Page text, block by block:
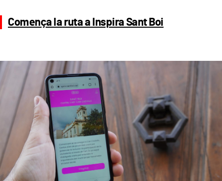
Comença la ruta a Inspira Sant Boi